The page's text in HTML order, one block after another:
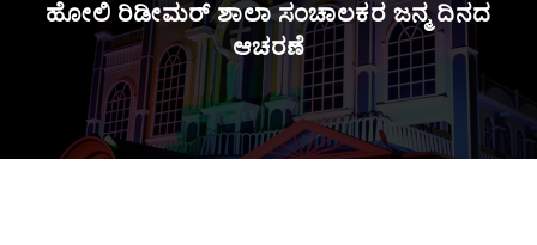
ಹೋಲಿ ರಿಡೀಮರ್ ಶಾಲಾ ಸಂಚಾಲಕರ ಜನ್ಮ ದಿನದ
ಆಚರಣೆ